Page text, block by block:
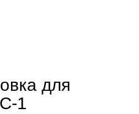
для
1